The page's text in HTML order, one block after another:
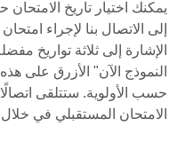
إلى الاتصال بنا لإجراء
الإشارة إلى ثلاثة تواريخ
النموذج الآن" الأزرق على
حسب الأولوية. ستتلقى اتصالًا
الامتحان المستقبلي في خلال سبعة